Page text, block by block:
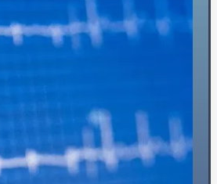
🎚️دریچه‌ها
🧬بیماری‌های مادرزادی
💊درمان
🦵درمان واریس
🫁فشارخون ریوی
📋مدیریت درمان دارویی